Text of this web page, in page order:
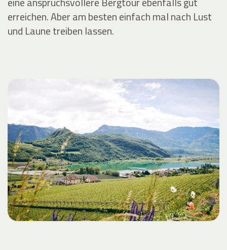
erreichen. Aber am besten einfach mal nach Lust
und Laune treiben lassen.